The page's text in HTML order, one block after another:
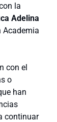
la
Adelina
Academia
con el
o
han
continuar